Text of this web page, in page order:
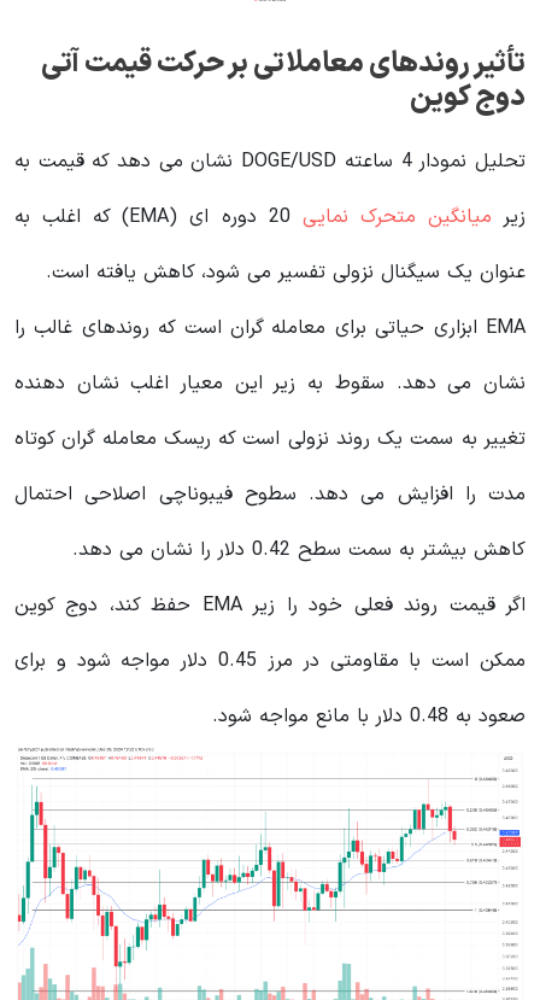
تأثیر روندهای معاملاتی بر حرکت قیمت آتی
دوج کوین
تحلیل نمودار 4 ساعته DOGE/USD نشان می دهد که قیمت به
زیر میانگین متحرک نمایی
20 دوره ای (EMA) که اغلب به
عنوان یک سیگنال نزولی تفسیر می شود، کاهش یافته است.
EMA ابزاری حیاتی برای معامله گران است که روندهای غالب را
نشان می دهد. سقوط به زیر این معیار اغلب نشان دهنده
تغییر به سمت یک روند نزولی است که ریسک معامله گران کوتاه
مدت را افزایش می دهد. سطوح فیبوناچی اصلاحی احتمال
کاهش بیشتر به سمت سطح 0.42 دلار را نشان می دهد.
اگر قیمت روند فعلی خود را زیر EMA حفظ کند، دوج کوین
ممکن است با مقاومتی در مرز 0.45 دلار مواجه شود و برای
صعود به 0.48 دلار با مانع مواجه شود.